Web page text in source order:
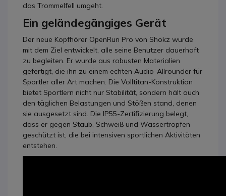
das Trommelfell umgeht.
Ein geländegängiges Gerät
Der neue Kopfhörer OpenRun Pro von Shokz wurde
mit dem Ziel entwickelt, alle seine Benutzer dauerhaft
zu begleiten. Er wurde aus robusten Materialien
gefertigt, die ihn zu einem echten Audio-Allrounder für
Sportler aller Art machen. Die Volltitan-Konstruktion
bietet Sportlern nicht nur Stabilität, sondern hält auch
den täglichen Belastungen und Stößen stand, denen
sie ausgesetzt sind. Die IP55-Zertifizierung belegt,
dass er gegen Staub, Schweiß und Wassertropfen
geschützt ist, die bei intensiven sportlichen Aktivitäten
entstehen.